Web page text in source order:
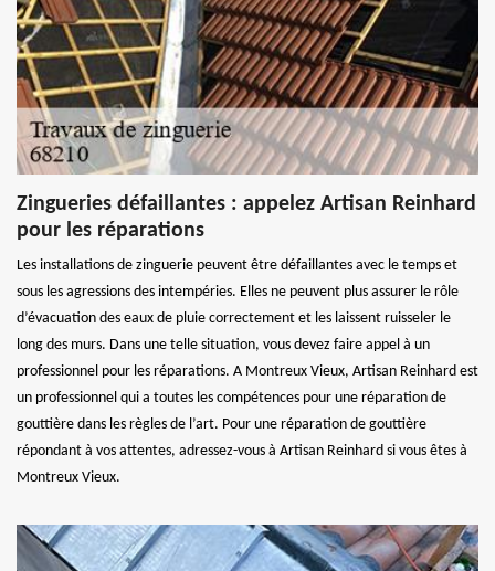
Zingueries défaillantes : appelez Artisan Reinhard
pour les réparations
Les installations de zinguerie peuvent être défaillantes avec le temps et
sous les agressions des intempéries. Elles ne peuvent plus assurer le rôle
d’évacuation des eaux de pluie correctement et les laissent ruisseler le
long des murs. Dans une telle situation, vous devez faire appel à un
professionnel pour les réparations. A Montreux Vieux, Artisan Reinhard est
un professionnel qui a toutes les compétences pour une réparation de
gouttière dans les règles de l’art. Pour une réparation de gouttière
répondant à vos attentes, adressez-vous à Artisan Reinhard si vous êtes à
Montreux Vieux.